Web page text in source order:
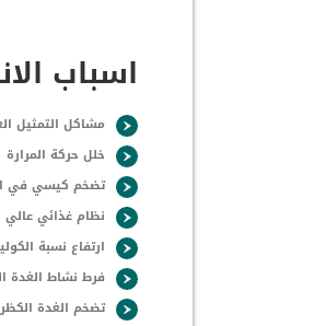
اسباب
مشاكل التمثيل
خلل حركة المرارة
تضخم كيسي في
نظام غذائي
ارتفاع نسبة
فرط نشاط الغدة
تضخم الغدة